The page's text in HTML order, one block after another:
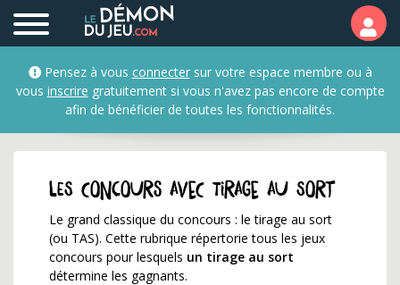
Les jeux concours de
Pensez à vous connectersur votre espace membre ou à
vous inscrire gratuitement si vous n'avez pas encore de compte
afin de bénéficier de toutes les fonctionnalités.
Les concours avec tirage au sort
Le grand classique du concours : le tirage au sort
(ou TAS). Cette rubrique répertorie tous les jeux
concours pour lesquels un tirage au sort
détermine les gagnants.